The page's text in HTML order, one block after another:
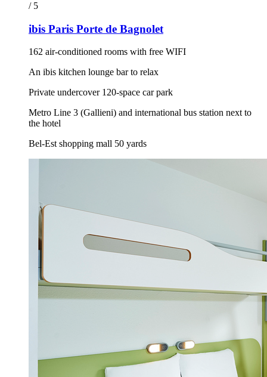
/ 5
ibis Paris Porte de Bagnolet
162 air-conditioned rooms with free WIFI
An ibis kitchen lounge bar to relax
Private undercover 120-space car park
Metro Line 3 (Gallieni) and international bus station next to
the hotel
Bel-Est shopping mall 50 yards